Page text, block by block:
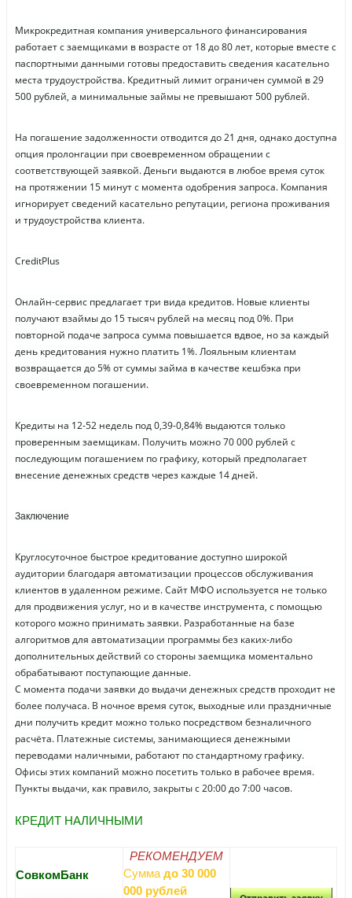
Микрокредитная компания универсального финансирования
работает с заемщиками в возрасте от 18 до 80 лет, которые вместе с
паспортными данными готовы предоставить сведения касательно
места трудоустройства. Кредитный лимит ограничен суммой в 29
500 рублей, а минимальные займы не превышают 500 рублей.
На погашение задолженности отводится до 21 дня, однако доступна
опция пролонгации при своевременном обращении с
соответствующей заявкой. Деньги выдаются в любое время суток
на протяжении 15 минут с момента одобрения запроса. Компания
игнорирует сведений касательно репутации, региона проживания
и трудоустройства клиента.
CreditPlus
Онлайн-сервис предлагает три вида кредитов. Новые клиенты
получают взаймы до 15 тысяч рублей на месяц под 0%. При
повторной подаче запроса сумма повышается вдвое, но за каждый
день кредитования нужно платить 1%. Лояльным клиентам
возвращается до 5% от суммы займа в качестве кешбэка при
своевременном погашении.
Кредиты на 12-52 недель под 0,39-0,84% выдаются только
проверенным заемщикам. Получить можно 70 000 рублей с
последующим погашением по графику, который предполагает
внесение денежных средств через каждые 14 дней.
Заключение
Круглосуточное быстрое кредитование доступно широкой
аудитории благодаря автоматизации процессов обслуживания
клиентов в удаленном режиме. Сайт МФО используется не только
для продвижения услуг, но и в качестве инструмента, с помощью
которого можно принимать заявки. Разработанные на базе
алгоритмов для автоматизации программы без каких-либо
дополнительных действий со стороны заемщика моментально
обрабатывают поступающие данные.
С момента подачи заявки до выдачи денежных средств проходит не
более получаса. В ночное время суток, выходные или праздничные
дни получить кредит можно только посредством безналичного
расчёта. Платежные системы, занимающиеся денежными
переводами наличными, работают по стандартному графику.
Офисы этих компаний можно посетить только в рабочее время.
Пункты выдачи, как правило, закрыты с 20:00 до 7:00 часов.
КРЕДИТ НАЛИЧНЫМИ
СовкомБанк
РЕКОМЕНДУЕМ
Сумма до 30 000
000 рублей